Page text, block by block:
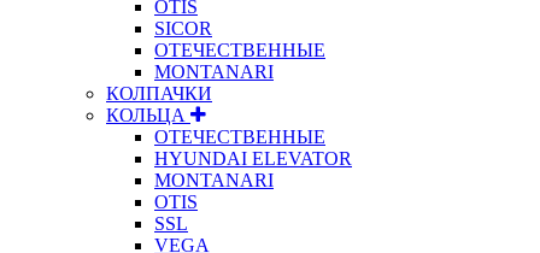
OTIS
SICOR
ОТЕЧЕСТВЕННЫЕ
MONTANARI
КОЛПАЧКИ
КОЛЬЦА
ОТЕЧЕСТВЕННЫЕ
HYUNDAI ELEVATOR
MONTANARI
OTIS
SSL
VEGA